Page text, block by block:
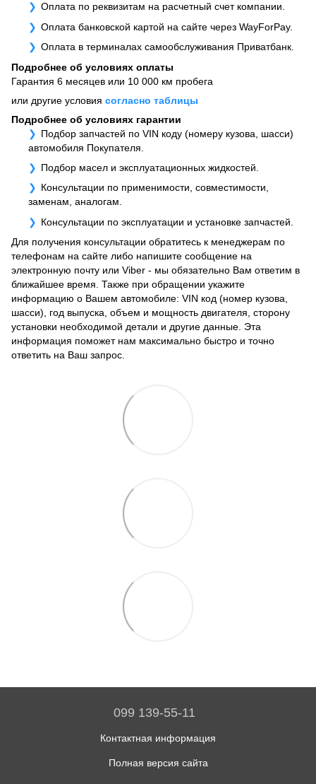
Оплата по реквизитам на расчетный счет компании.
Оплата банковской картой на сайте через WayForPay.
Оплата в терминалах самообслуживания Приватбанк.
Подробнее об условиях оплаты
Гарантия 6 месяцев или 10 000 км пробега
или другие условия согласно таблицы
Подробнее об условиях гарантии
Подбор запчастей по VIN коду (номеру кузова, шасси)
автомобиля Покупателя.
Подбор масел и эксплуатационных жидкостей.
Консультации по применимости, совместимости,
заменам, аналогам.
Консультации по эксплуатации и установке запчастей.
Для получения консультации обратитесь к менеджерам по
телефонам на сайте либо напишите сообщение на
электронную почту или Viber - мы обязательно Вам ответим в
ближайшее время. Также при обращении укажите
информацию о Вашем автомобиле: VIN код (номер кузова,
шасси), год выпуска, объем и мощность двигателя, сторону
установки необходимой детали и другие данные. Эта
информация поможет нам максимально быстро и точно
ответить на Ваш запрос.
099 139-55-11
Контактная информация
Полная версия сайта